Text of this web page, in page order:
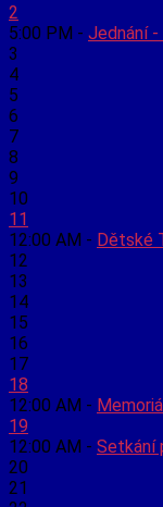
2
5:00 PM - Jednání -
3
4
5
6
7
8
9
10
11
12:00 AM - Dětské
12
13
14
15
16
17
18
12:00 AM -
19
12:00 AM - Setkání
20
21